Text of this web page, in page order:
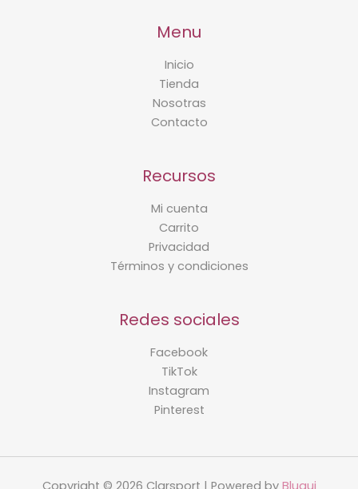
Menu
Inicio
Tienda
Nosotras
Contacto
Recursos
Mi cuenta
Carrito
Privacidad
Términos y condiciones
Redes sociales
Facebook
TikTok
Instagram
Pinterest
Copyright © 2026 Clarsport | Powered by Bluqui